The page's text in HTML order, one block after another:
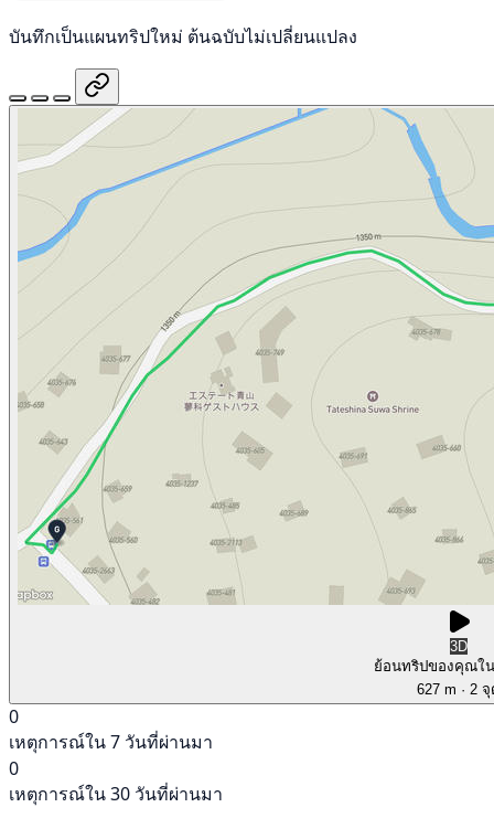
บันทึกเป็นแผนทริปใหม่ ต้นฉบับไม่เปลี่ยนแปลง
3D
ย้อนทริปของคุณใ
627 m · 2
0
เหตุการณ์ใน 7 วันที่ผ่านมา
0
เหตุการณ์ใน 30 วันที่ผ่านมา